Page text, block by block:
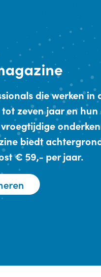
die werken in
zeven jaar en hun
biedt
€ 59,- per jaar.